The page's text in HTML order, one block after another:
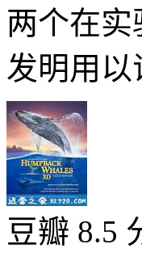
两个在
发明用
豆瓣 8.5